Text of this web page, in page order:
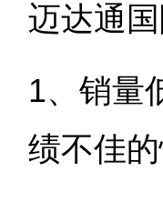
迈达通
1、销量
绩不佳